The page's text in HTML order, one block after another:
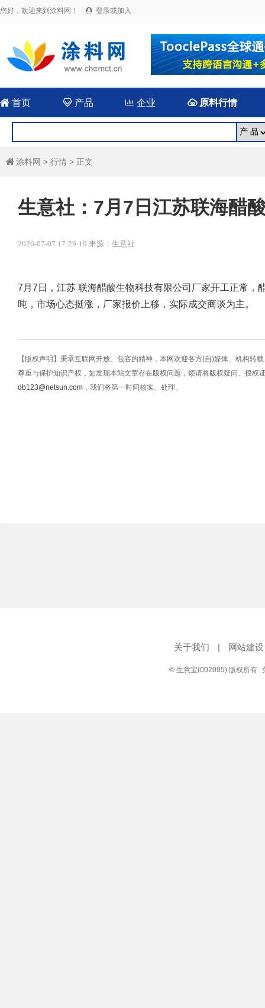
您好，欢迎来到涂料网！  登录或加入
 首页 产品  企业 原料行情
 涂料网 > 行情 > 正文
生意社：7月7日江苏联海醋
2026-07-07 17:29:19 来源：生意社
7月7日，江苏 联海醋酸生物科技有限公司厂家开工正常，
吨，市场心态挺涨，厂家报价上移，实际成交商谈为主。
【版权声明】秉承互联网开放、包容的精神，本网欢迎各方(自)媒体、机构转
尊重与保护知识产权，如发现本站文章存在版权问题，烦请将版权疑问、授权
db123@netsun.com ，我们将第一时间核实、处理。
关于我们 | 网站建设
© 生意宝(002095) 版权所有